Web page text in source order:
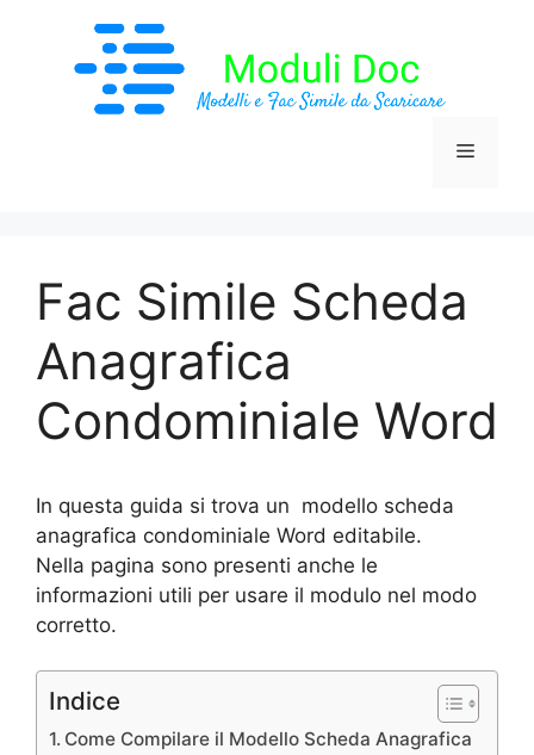
contenuto
Menu
Fac Simile Scheda
Anagrafica
Condominiale Word
In questa guida si trova un modello scheda
anagrafica condominiale Word editabile.
Nella pagina sono presenti anche le
informazioni utili per usare il modulo nel modo
corretto.
Indice
Come Compilare il Modello Scheda Anagrafica